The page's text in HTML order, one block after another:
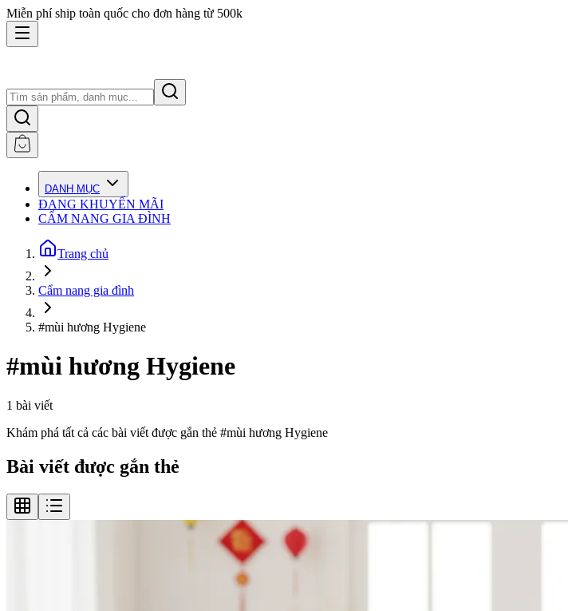
Miễn phí ship toàn quốc cho đơn hàng từ 500k
DANH MỤC
ĐANG KHUYẾN MÃI
CẨM NANG GIA ĐÌNH
Trang chủ
Cẩm nang gia đình
#mùi hương Hygiene
#mùi hương Hygiene
1 bài viết
Khám phá tất cả các bài viết được gắn thẻ #mùi hương Hygiene
Bài viết được gắn thẻ